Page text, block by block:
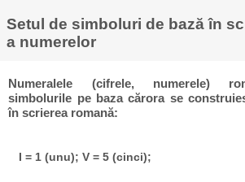
Setul de simboluri de bază în
a numerelor
Numeralele (cifrele, numerele)
simbolurile pe baza cărora se
în scrierea romană:
I = 1 (unu); V = 5 (cinci);